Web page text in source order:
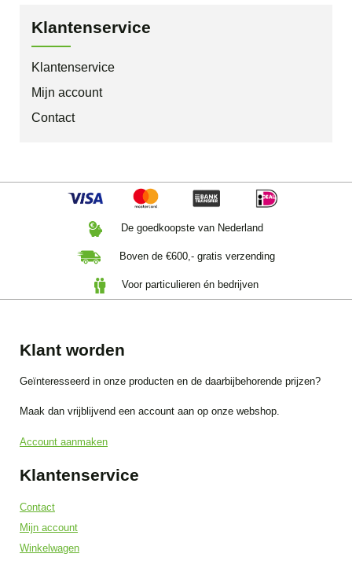
Klantenservice
Klantenservice
Mijn account
Contact
De goedkoopste van Nederland
Boven de €600,- gratis verzending
Voor particulieren én bedrijven
Klant worden
Geïnteresseerd in onze producten en de daarbijbehorende prijzen?
Maak dan vrijblijvend een account aan op onze webshop.
Account aanmaken
Klantenservice
Contact
Mijn account
Winkelwagen